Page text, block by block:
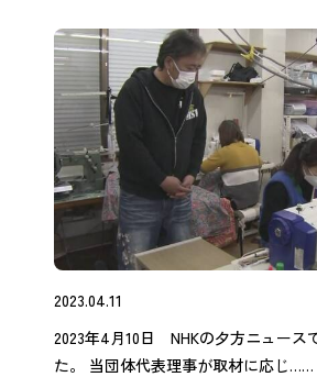
2023.04.11
2023年4月10日 NHKの夕方ニュース
た。 当団体代表理事が取材に応じ……